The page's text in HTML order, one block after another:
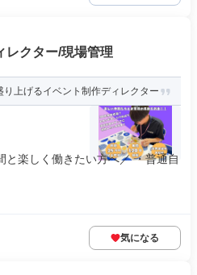
レクター/現場管理
上げるイベント制作ディレクター
と楽しく働きたい方へ／ ・普通自
気になる